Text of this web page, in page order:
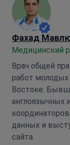
Фахад
Медицинский
Врач общей
работ
Востоке.
англоязычных
данных и
сайта.